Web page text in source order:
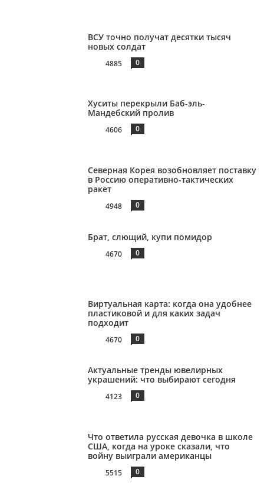
ВСУ точно получат десятки тысяч
новых солдат
4885 0
Хуситы перекрыли Баб-эль-
Мандебский пролив
4606 0
Северная Корея возобновляет поставку
в Россию оперативно-тактических
ракет
4948 0
Брат, слющий, купи помидор
4670 0
Виртуальная карта: когда она удобнее
пластиковой и для каких задач
подходит
4670 0
Актуальные тренды ювелирных
украшений: что выбирают сегодня
4123 0
Что ответила русская девочка в школе
США, когда на уроке сказали, что
войну выиграли американцы
5515 0